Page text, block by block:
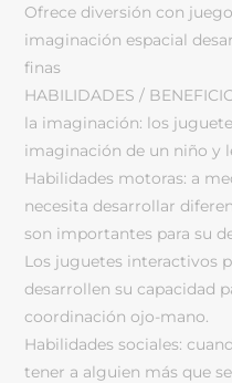
Ofrece diversión con
imaginación espacial
finas
HABILIDADES /
la imaginación: los
imaginación de un niño y
Habilidades motoras: a
necesita desarrollar
son importantes para su
Los juguetes interactivos
desarrollen su capacidad
coordinación ojo-mano.
Habilidades sociales:
tener a alguien más que